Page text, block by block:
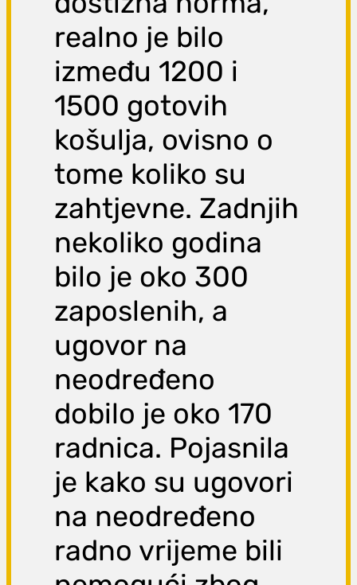
realno je bilo
između 1200 i
1500 gotovih
košulja, ovisno o
tome koliko su
zahtjevne. Zadnjih
nekoliko godina
bilo je oko 300
zaposlenih, a
ugovor na
neodređeno
dobilo je oko 170
radnica. Pojasnila
je kako su ugovori
na neodređeno
radno vrijeme bili